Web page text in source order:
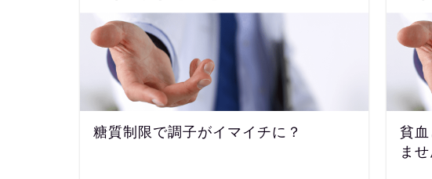
糖質制限で調子がイマイチに？
貧
ませ